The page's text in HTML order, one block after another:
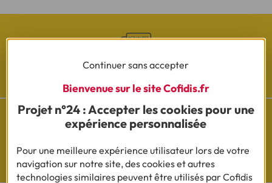
Les actualités Cofidis
Besoin d'aide ?
Découvrez l'espace questions/réponses
Continuer sans accepter
Bienvenue sur le site Cofidis.fr
Projet n°24 : Accepter les cookies pour une
expérience personnalisée
Pour une meilleure expérience utilisateur lors de votre
navigation sur notre site, des cookies et autres
technologies similaires peuvent être utilisés par Cofidis